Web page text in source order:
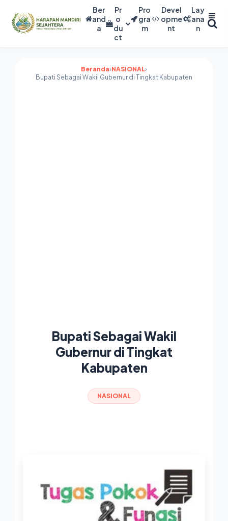
Ber
and
a
Pr
o
du
ct
Pro
gra
m
Devel
opme
nt
Lay
ana
n
Beranda›NASIONAL›
Bupati Sebagai Wakil Gubernur di Tingkat Kabupaten
Bupati Sebagai Wakil
Gubernur di Tingkat
Kabupaten
NASIONAL